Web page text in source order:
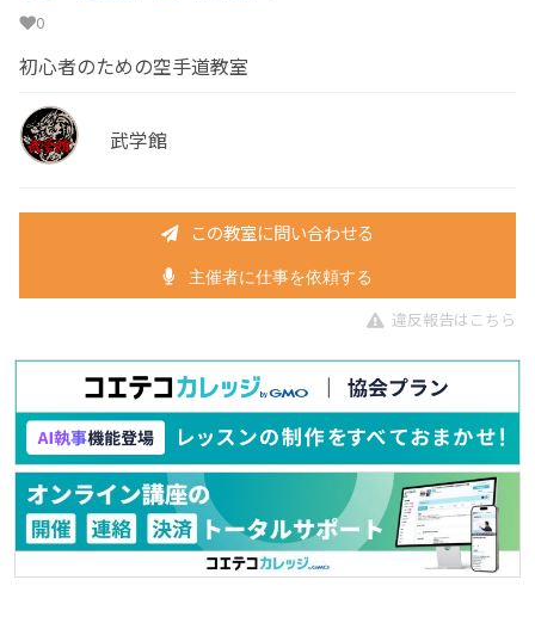
0
初心者のための空手道教室
武学館
この教室に問い合わせる
主催者に仕事を依頼する
違反報告はこちら